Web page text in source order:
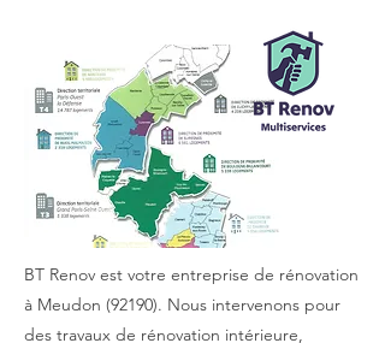
BT Renov est votre entreprise de rénovation
à Meudon (92190). Nous intervenons pour
des travaux de rénovation intérieure,